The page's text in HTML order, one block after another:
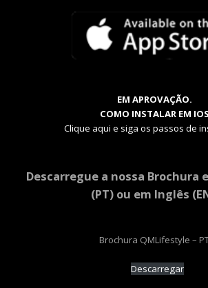
EM APROVAÇÃO.
COMO INSTALAR EM IOS
Clique aqui e siga os passos de
Descarregue a nossa Brochura
(PT) ou em Inglês
Brochura QMLifestyle –
Descarregar